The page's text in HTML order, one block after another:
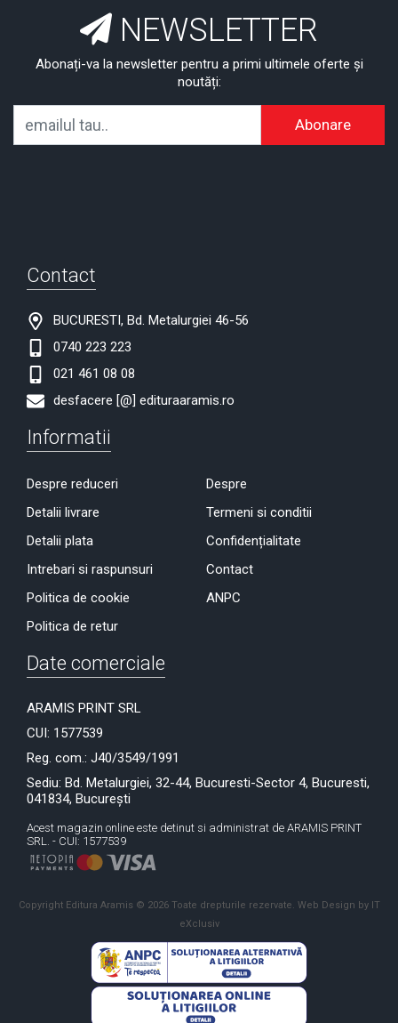
NEWSLETTER
Abonați-va la newsletter pentru a primi ultimele oferte și
noutăți:
Abonare
Contact
BUCURESTI, Bd. Metalurgiei 46-56
0740 223 223
021 461 08 08
desfacere [@] edituraaramis.ro
Informatii
Despre reduceri
Detalii livrare
Detalii plata
Intrebari si raspunsuri
Politica de cookie
Politica de retur
Despre
Termeni si conditii
Confidențialitate
Contact
ANPC
Date comerciale
ARAMIS PRINT SRL
CUI: 1577539
Reg. com.: J40/3549/1991
Sediu: Bd. Metalurgiei, 32-44, Bucuresti-Sector 4, Bucuresti,
041834, București
Acest magazin online este detinut si administrat de ARAMIS PRINT
SRL. - CUI: 1577539
Copyright Editura Aramis © 2026 Toate drepturile rezervate. Web Design by IT
eXclusiv